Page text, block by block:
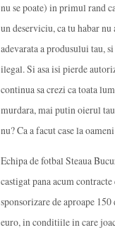
nu se poate) in primul rand
un deserviciu, ca tu habar nu
adevarata a produsului tau,
ilegal. Si asa isi pierde
continua sa crezi ca toata
murdara, mai putin oierul
nu? Ca a facut case la
Echipa de fotbal Steaua
castigat pana acum contracte
sponsorizare de aproape
euro, in conditiile in care